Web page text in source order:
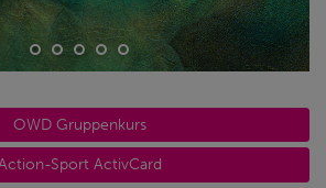
OWD Gruppenkurs
Sport ActivCard